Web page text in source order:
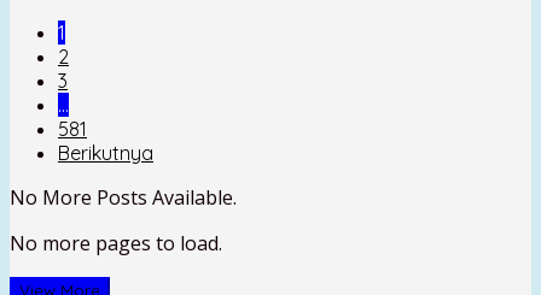
1
2
3
…
581
Berikutnya
No More Posts Available.
No more pages to load.
View More